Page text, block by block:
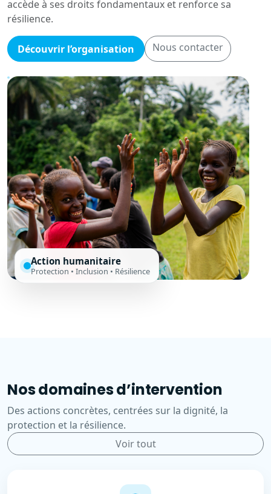
accède à ses droits fondamentaux et renforce sa
résilience.
Découvrir l’organisation Nous contacter
Action humanitaire
Protection • Inclusion • Résilience
Nos domaines d’intervention
Des actions concrètes, centrées sur la dignité, la
protection et la résilience.
Voir tout